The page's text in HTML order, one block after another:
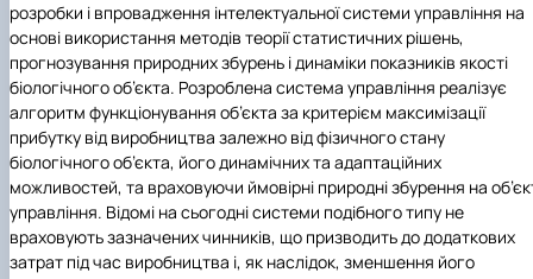
розробки і впровадження інтелектуальної системи управління на
основі використання методів теорії статистичних рішень,
прогнозування природних збурень і динаміки показників якості
біологічного об’єкта. Розроблена система управління реалізує
алгоритм функціонування об’єкта за критерієм максимізації
прибутку від виробництва залежно від фізичного стану
біологічного об’єкта, його динамічних та адаптаційних
можливостей, та враховуючи ймовірні природні збурення на
управління. Відомі на сьогодні системи подібного типу не
враховують зазначених чинників, що призводить до додаткових
затрат під час виробництва і, як наслідок, зменшення його